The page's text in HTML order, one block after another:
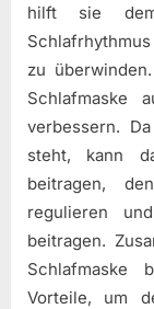
hilft sie
zu
Schlafmaske
verbessern.
steht, kann
beitragen,
regulieren
beitragen.
Schlafmaske
Vorteile, um